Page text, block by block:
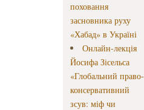
поховання
засновника руху
«Хабад» в Україні
Онлайн-лекція
Йосифа Зісельса
«Глобальний право-
консервативний
зсув: міф чи